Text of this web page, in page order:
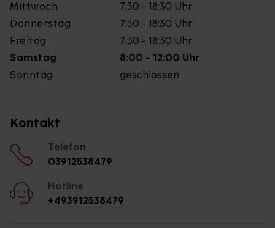
Mittwoch
7:30 - 18:30 Uhr
Donnerstag
7:30 - 18:30 Uhr
Freitag
7:30 - 18:30 Uhr
Samstag
8:00 - 12:00 Uhr
Sonntag
geschlossen
Kontakt
Telefon
03912538479
Hotline
+493912538479